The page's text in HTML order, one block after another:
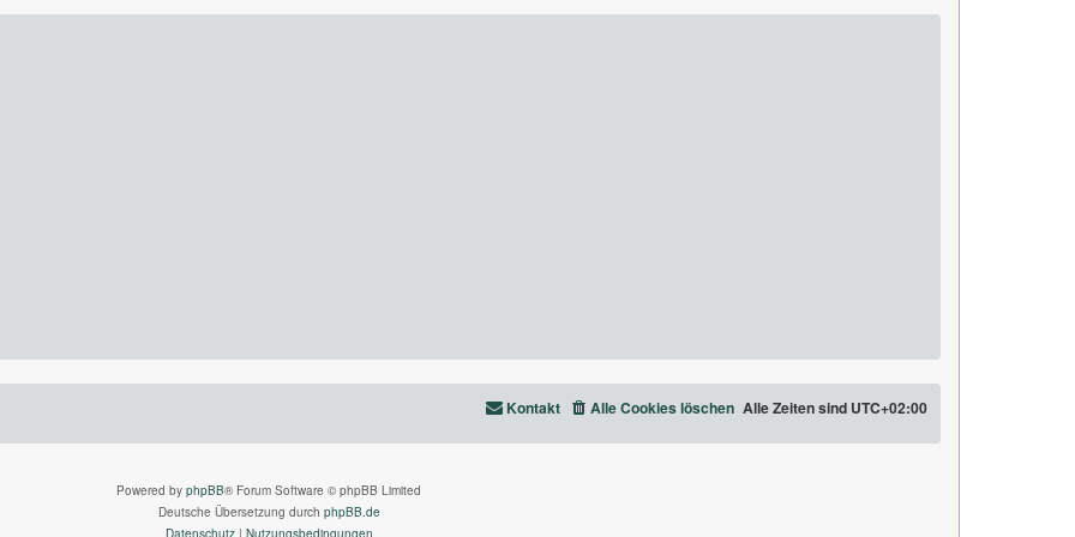
Alle Zeiten sind UTC+02:00
Alle Cookies löschen
Kontakt
Powered by phpBB® Forum Software © phpBB Limited
Deutsche Übersetzung durch phpBB.de
Datenschutz| Nutzungsbedingungen